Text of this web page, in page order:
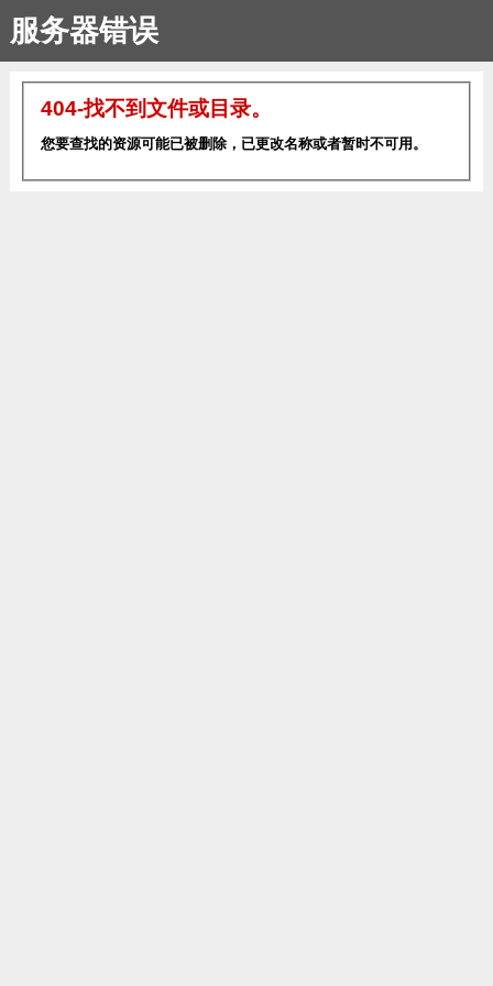
服务器错误
404-找不到文件或目录。
您要查找的资源可能已被删除，已更改名称或者暂时不可用。